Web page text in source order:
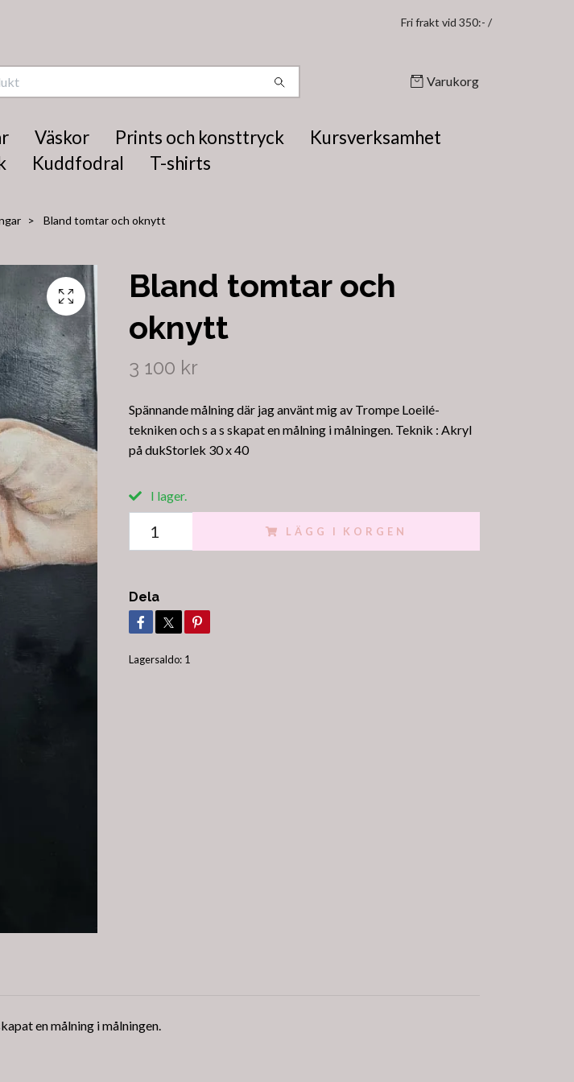
Fri frakt vid 350:- /
Varukorg
Väskor Prints och konsttryck
Kursverksamhet
Kuddfodral T-shirts
Bland tomtar och oknytt
Bland tomtar och
oknytt
3 100 kr
Spännande målning där jag använt mig av Trompe Loeilé-
tekniken och s a s skapat en målning i målningen. Teknik : Akryl
på dukStorlek 30 x 40
I lager.
LÄGG I KORGEN
Dela
Lagersaldo: 1
en målning i målningen.